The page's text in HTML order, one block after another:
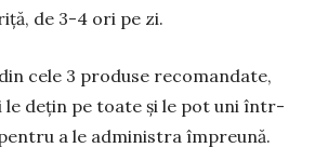
de 3-4 ori pe zi.
cele 3 produse reco­man­date,
deţin pe toate şi le pot uni într-
a le admi­nistra împreună.